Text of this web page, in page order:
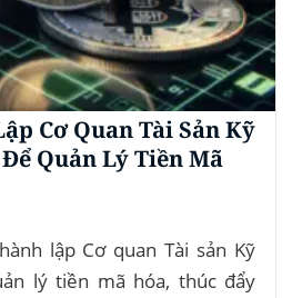
Cơ Quan Tài Sản Kỹ
Quản Lý Tiền Mã
lập Cơ quan Tài sản Kỹ
lý tiền mã hóa, thúc đẩy